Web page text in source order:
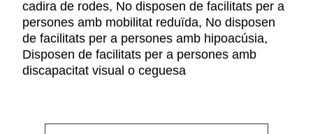
cadira de rodes, No disposen de facilitats per a
persones amb mobilitat reduïda, No disposen
de facilitats per a persones amb hipoacúsia,
Disposen de facilitats per a persones amb
discapacitat visual o ceguesa